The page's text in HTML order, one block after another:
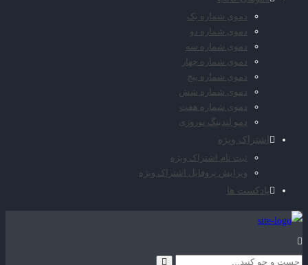
دموی شماره یک
دموی شماره دو
دموی شماره سه
دموی شماره چهار
دموی شماره پنج
دموی شماره شش
دموی شماره هفت
دمو لندینگ نوروزی
اشتراک ویژه
ثبت نام اشتراک ویژه
ویرایش پروفایل اشتراک ویژه
پادکست ها